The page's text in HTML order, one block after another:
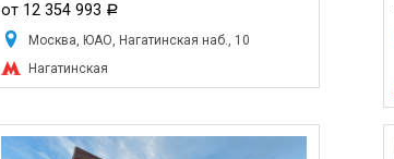
от 12 354 993 a
Москва, ЮАО, Нагатинская наб., 10
Нагатинская